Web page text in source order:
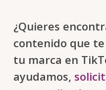
¿Quieres
contenido que
tu marca en
ayudamos,